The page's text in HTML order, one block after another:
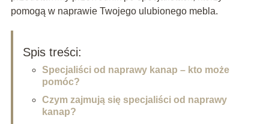
pomogą w naprawie Twojego ulubionego mebla.
Spis treści:
Specjaliści od naprawy kanap – kto może
pomóc?
Czym zajmują się specjaliści od naprawy
kanap?